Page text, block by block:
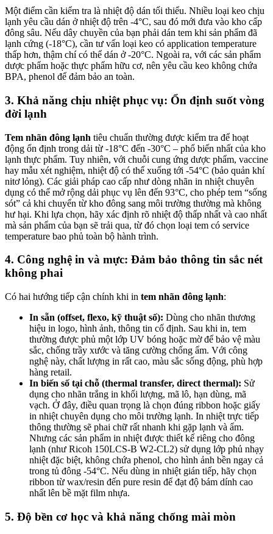
Một điểm cần kiểm tra là nhiệt độ dán tối thiểu. Nhiều loại keo chịu
lạnh yêu cầu dán ở nhiệt độ trên -4°C, sau đó mới đưa vào kho cấp
đông sâu. Nếu dây chuyền của bạn phải dán tem khi sản phẩm đã
lạnh cứng (-18°C), cần tư vấn loại keo có application temperature
thấp hơn, thậm chí có thể dán ở -20°C. Ngoài ra, với các sản phẩm
dược phẩm hoặc thực phẩm hữu cơ, nên yêu cầu keo không chứa
BPA, phenol để đảm bảo an toàn.
3. Khả năng chịu nhiệt phục vụ: Ổn định suốt vòng
đời lạnh
Tem nhãn đông lạnh tiêu chuẩn thường được kiểm tra để hoạt
động ổn định trong dải từ -18°C đến -30°C – phổ biến nhất của kho
lạnh thực phẩm. Tuy nhiên, với chuỗi cung ứng dược phẩm, vaccine
hay mẫu xét nghiệm, nhiệt độ có thể xuống tới -54°C (bảo quản khí
nitơ lỏng). Các giải pháp cao cấp như dòng nhãn in nhiệt chuyên
dụng có thể mở rộng dải phục vụ lên đến 93°C, cho phép tem “sống
sót” cả khi chuyển từ kho đông sang môi trường thường mà không
hư hại. Khi lựa chọn, hãy xác định rõ nhiệt độ thấp nhất và cao nhất
mà sản phẩm của bạn sẽ trải qua, từ đó chọn loại tem có service
temperature bao phủ toàn bộ hành trình.
4. Công nghệ in và mực: Đảm bảo thông tin sắc nét
không phai
Có hai hướng tiếp cận chính khi in tem nhãn đông lạnh:
In sẵn (offset, flexo, kỹ thuật số): Dùng cho nhãn thương
hiệu in logo, hình ảnh, thông tin cố định. Sau khi in, tem
thường được phủ một lớp UV bóng hoặc mờ để bảo vệ màu
sắc, chống trầy xước và tăng cường chống ẩm. Với công
nghệ này, chất lượng in rất cao, màu sắc sống động, phù hợp
hàng retail.
In biến số tại chỗ (thermal transfer, direct thermal): Sử
dụng cho nhãn trắng in khối lượng, mã lô, hạn dùng, mã
vạch. Ở đây, điều quan trọng là chọn đúng ribbon hoặc giấy
in nhiệt chuyên dụng cho môi trường lạnh. In nhiệt trực tiếp
thông thường sẽ phai chữ rất nhanh khi gặp lạnh và ẩm.
Nhưng các sản phẩm in nhiệt được thiết kế riêng cho đông
lạnh (như Ricoh 150LCS‑B W2‑CL2) sử dụng lớp phủ nhạy
nhiệt đặc biệt, không chứa phenol, cho hình ảnh bền ngay cả
trong tủ đông -54°C. Nếu dùng in nhiệt gián tiếp, hãy chọn
ribbon từ wax/resin đến pure resin để đạt độ bám dính cao
nhất lên bề mặt film nhựa.
5. Độ bền cơ học và khả năng chống mài mòn